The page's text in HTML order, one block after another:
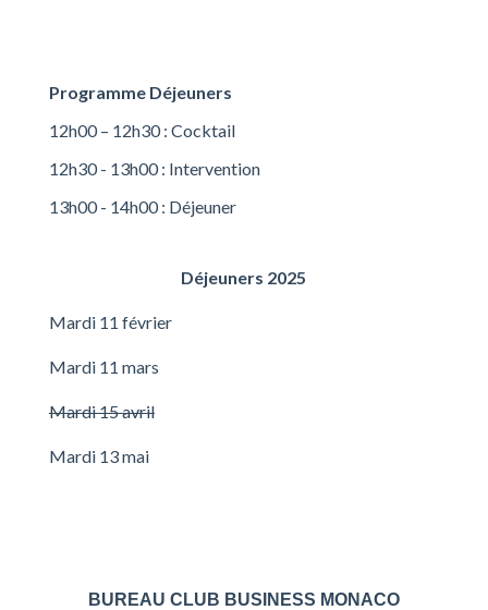
Programme Déjeuners
12h00 – 12h30 : Cocktail
12h30 - 13h00 : Intervention
13h00 - 14h00 : Déjeuner
Déjeuners 2025
Mardi 11 février
Mardi 11 mars
Mardi 15 avril
Mardi 13 mai
BUREAU CLUB BUSINESS MONACO